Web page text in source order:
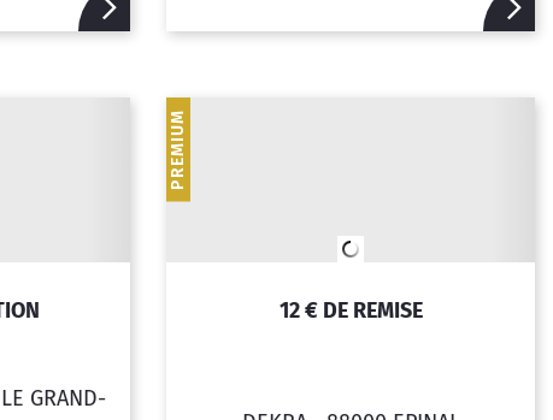
GRAND-
12 € DE REMISE
PREMIUM